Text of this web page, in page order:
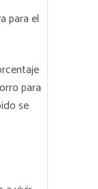
para el
para
se